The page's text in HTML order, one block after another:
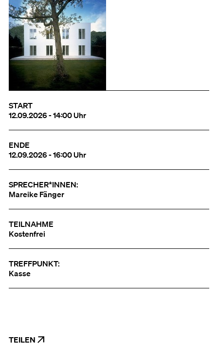
START
12.09.2026 - 14:00 Uhr
ENDE
12.09.2026 - 16:00 Uhr
SPRECHER*INNEN:
Mareike Fänger
TEILNAHME
Kostenfrei
TREFFPUNKT:
Kasse
TEILEN